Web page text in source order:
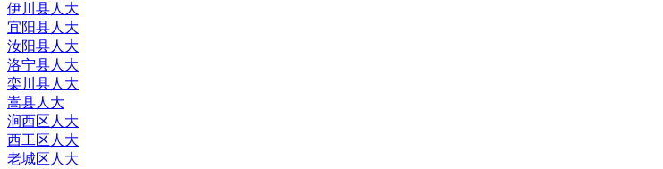
伊川县人大
宜阳县人大
汝阳县人大
洛宁县人大
栾川县人大
嵩县人大
涧西区人大
西工区人大
老城区人大